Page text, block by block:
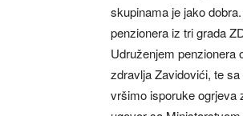
skupinama je jako
penzionera iz tri grada
Udruženjem penzionera
zdravlja Zavidovići, te
vršimo isporuke ogrjeva